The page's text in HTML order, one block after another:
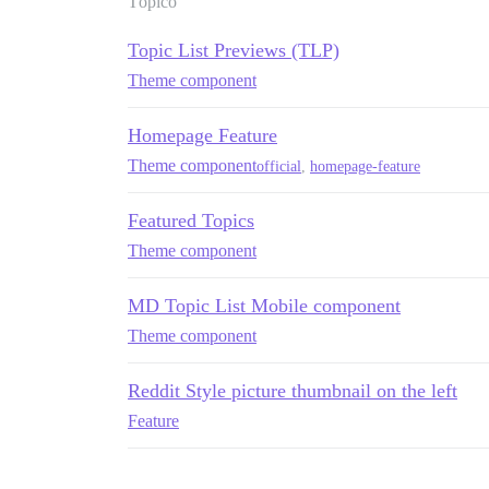
Topic List Previews (TLP)
Theme component
Homepage Feature
Theme componentofficial homepage-feature
Featured Topics
Theme component
MD Topic List Mobile component
Theme component
Reddit Style picture thumbnail on the left
Feature